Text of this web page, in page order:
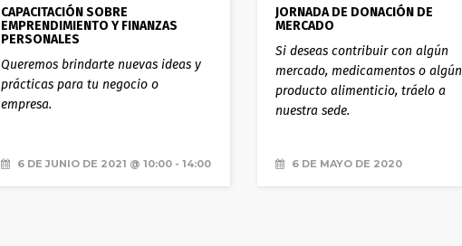
CAPACITACIÓN SOBRE
EMPRENDIMIENTO Y FINANZAS
PERSONALES
Queremos brindarte nuevas ideas y
prácticas para tu negocio o
empresa.
6 DE JUNIO DE 2021 @ 10:00- 14:00
JORNADA DE DONACIÓN DE
MERCADO
Si deseas contribuir con algún
mercado, medicamentos o algún
producto alimenticio, tráelo a
nuestra sede.
6 DE MAYO DE 2020